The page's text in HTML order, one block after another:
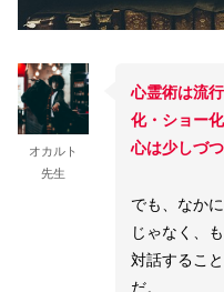
オカルト
先生
心霊術は流
化・ショー
心は少しづ
でも、なか
じゃなく、
対話するこ
だ。